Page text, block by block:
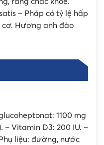
– Pháp có tỷ lệ hấp
Hương anh đào
1100 mg
– Vitamin D3: 200 IU. –
liệu: đường, nước